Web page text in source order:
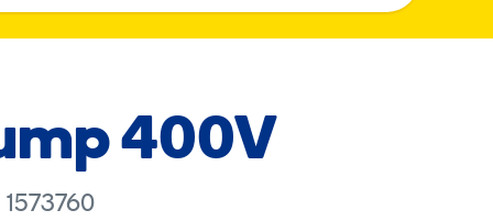
400V